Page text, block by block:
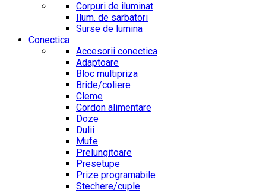
Corpuri de iluminat
Ilum. de sarbatori
Surse de lumina
Conectica
Accesorii conectica
Adaptoare
Bloc multipriza
Bride/coliere
Cleme
Cordon alimentare
Doze
Dulii
Mufe
Prelungitoare
Presetupe
Prize programabile
Stechere/cuple